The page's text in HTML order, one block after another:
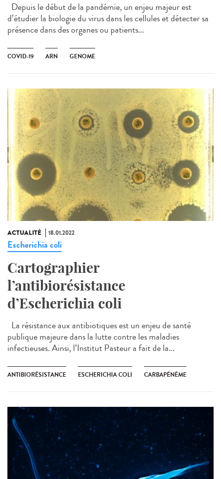
Depuis le début de la pandémie, un enjeu majeur est
d’étudier la biologie du virus dans les cellules et détecter sa
présence dans des organes ou patients...
COVID-19 ARN GENOME
ACTUALITÉ 18.01.2022
Escherichia coli
Cartographier
l’antibiorésistance
d’Escherichia coli
La résistance aux antibiotiques est un enjeu de santé
publique majeure dans la lutte contre les maladies
infectieuses. Ainsi, l’Institut Pasteur a fait de la...
ANTIBIORÉSISTANCE ESCHERICHIA COLI CARBAPÉNÈME